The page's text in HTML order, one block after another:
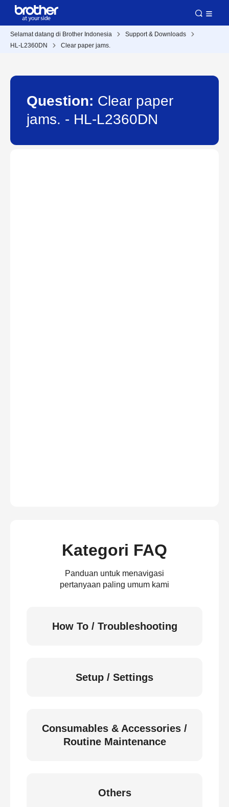
Selamat datang di Brother Indonesia
Support & Downloads
HL-L2360DN
Clear paper jams.
Question: Clear paper
jams. - HL-L2360DN
Kategori FAQ
Panduan untuk menavigasi
pertanyaan paling umum kami
How To / Troubleshooting
Setup / Settings
Consumables & Accessories /
Routine Maintenance
Others